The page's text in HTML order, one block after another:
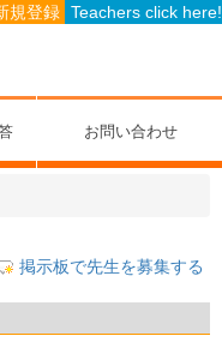
規登録 Teachers click here!
お問い合わせ
掲示板で先生を募集する